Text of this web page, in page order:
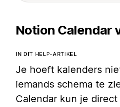
Notion Calendar
IN DIT HELP-ARTIKEL
Je hoeft kalenders
iemands schema te
Calendar kun je